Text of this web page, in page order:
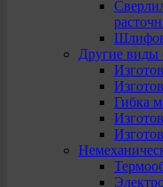
Другие виды
Гибка